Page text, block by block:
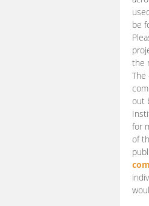
be
the
The
out
for
of